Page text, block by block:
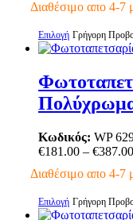
επιλεγούν
σελίδα
του
Διαθέσιμο απο 4-7
Επιλογή Αυτό
το
πολλαπλές
επιλογές
μπορούν
επιλεγούν
σελίδα
Γρήγορη
Κωδικός: WP
€181.00 – €387.00
Διαθέσιμο απο 4-7
Επιλογή Αυτό
το
Γρήγορη